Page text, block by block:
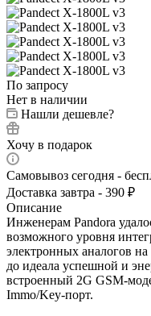
По запросу
Нет в наличии
Нашли дешевле?
Хочу в подарок
Самовывоз сегодня -
Доставка завтра - 390 ₽
Описание
Инженерам Pandora
возможного уровня
электронных аналогов
до идеала успешной и
встроенный 2G GSM-
Immo/Key-порт.